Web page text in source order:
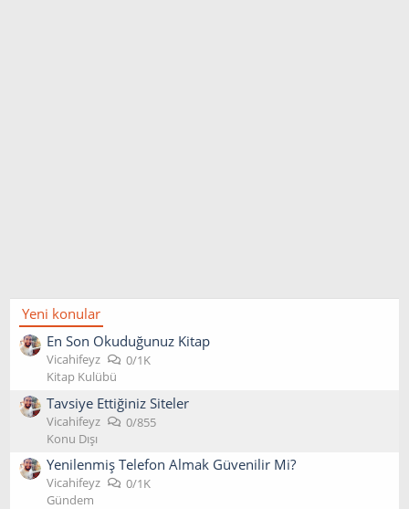
Yeni konular
En Son Okuduğunuz Kitap
Vicahifeyz
0/1K
Kitap Kulübü
Tavsiye Ettiğiniz Siteler
Vicahifeyz
0/855
Konu Dışı
Yenilenmiş Telefon Almak Güvenilir Mi?
Vicahifeyz
0/1K
Gündem